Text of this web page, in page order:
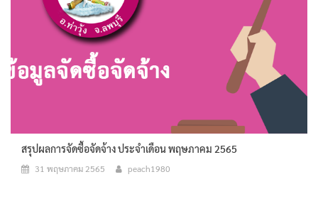
สรุปผลการจัดซื้อจัดจ้าง ประจำเดือน พฤษภาคม 2565
31 พฤษภาคม 2565 peach1980